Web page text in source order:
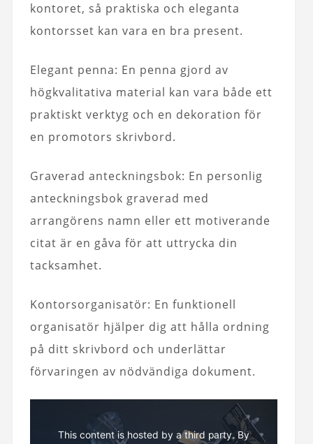
kontoret, så praktiska och eleganta
kontorsset kan vara en bra present.
Elegant penna: En penna gjord av
högkvalitativa material kan vara både ett
praktiskt verktyg och en dekoration för
en promotors skrivbord.
Graverad anteckningsbok: En personlig
anteckningsbok graverad med
arrangörens namn eller ett motiverande
citat är en gåva för att uttrycka din
tacksamhet.
Kontorsorganisatör: En funktionell
organisatör hjälper dig att hålla ordning
på ditt skrivbord och underlättar
förvaringen av nödvändiga dokument.
This content is hosted by a third party. By